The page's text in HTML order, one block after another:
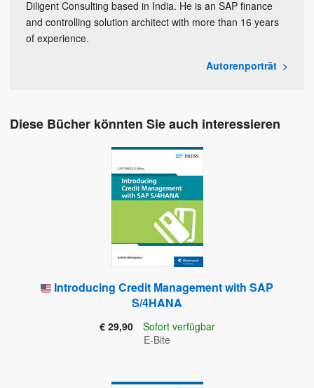
Diligent Consulting based in India. He is an SAP finance
and controlling solution architect with more than 16 years
of experience.
Autorenporträt
Diese Bücher könnten Sie auch interessieren
Introducing Credit Management with SAP
S/4HANA
€ 29,90
Sofort verfügbar
E-Bite